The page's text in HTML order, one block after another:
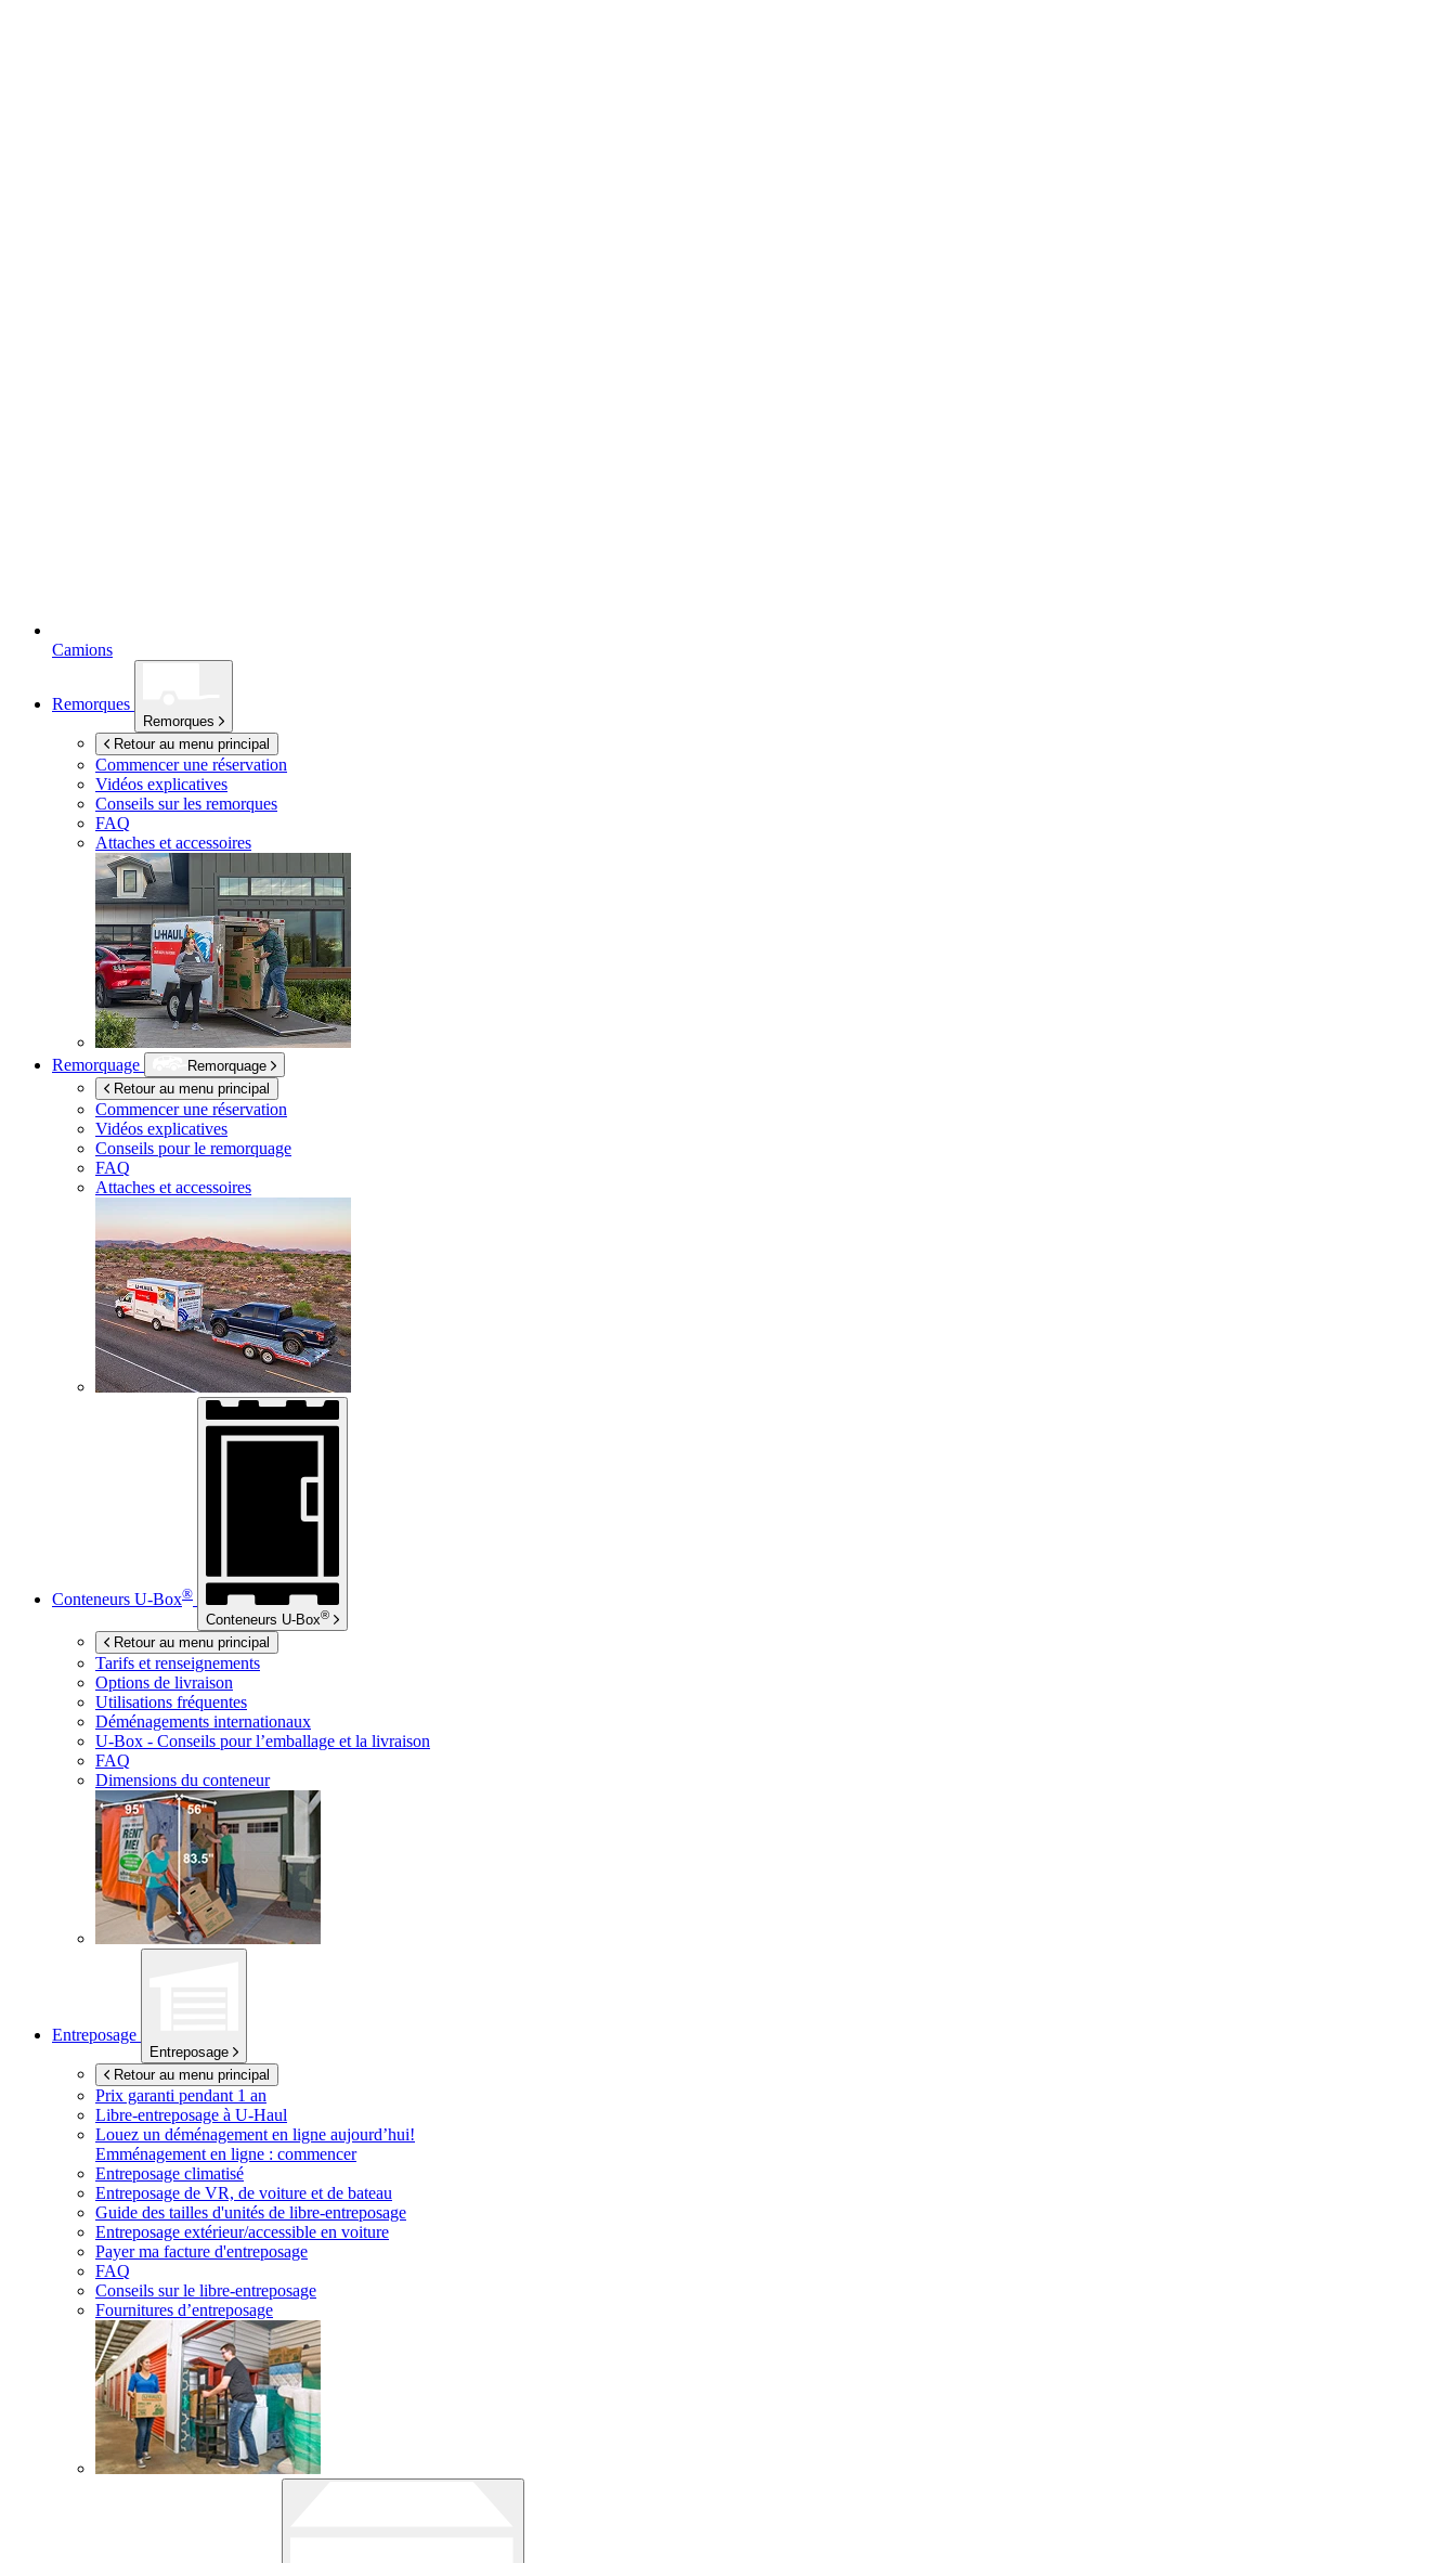
Camions
Remorques
Remorques
Retour au menu principal
Commencer une réservation
Vidéos explicatives
Conseils sur les remorques
FAQ
Attaches et accessoires
Remorquage
Remorquage
Retour au menu principal
Commencer une réservation
Vidéos explicatives
Conseils pour le remorquage
FAQ
Attaches et accessoires
Conteneurs U-Box®
Conteneurs U-Box®
Retour au menu principal
Tarifs et renseignements
Options de livraison
Utilisations fréquentes
Déménagements internationaux
U-Box - Conseils pour l’emballage et la livraison
FAQ
Dimensions du conteneur
Entreposage
Entreposage
Retour au menu principal
Prix garanti pendant 1 an
Libre-entreposage à U-Haul
Louez un déménagement en ligne aujourd’hui!
Emménagement en ligne : commencer
Entreposage climatisé
Entreposage de VR, de voiture et de bateau
Guide des tailles d'unités de libre-entreposage
Entreposage extérieur/accessible en voiture
Payer ma facture d'entreposage
FAQ
Conseils sur le libre-entreposage
Fournitures d’entreposage